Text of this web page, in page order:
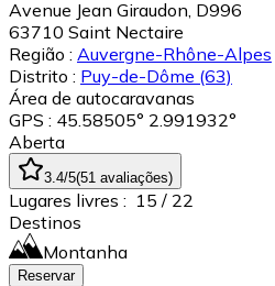
Avenue Jean Giraudon, D996
63710 Saint Nectaire
Região : Auvergne-Rhône-Alpes
Distrito : Puy-de-Dôme (63)
Área de autocaravanas
GPS : 45.58505° 2.991932°
Aberta
3.4/5(51 avaliações)
Lugares livres : 15 / 22
Destinos
Montanha
Reservar